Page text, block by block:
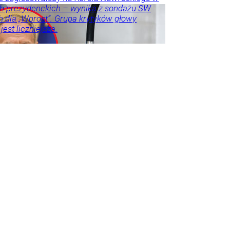
prezydenckich – wynika z sondażu SW
dla „Wprost”. Grupa krytyków głowy
liczniejsza.